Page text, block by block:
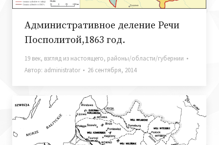
Административное деление Речи
Посполитой,1863 год.
19 век, взгляд из настоящего, районы/области/губернии
Автор: administrator 26 сентября, 2014